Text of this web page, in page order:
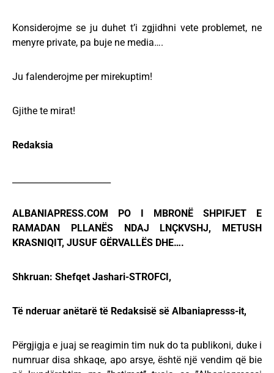
Konsiderojme se ju duhet t’i zgjidhni vete problemet, ne
menyre private, pa buje ne media….
Ju falenderojme per mirekuptim!
Gjithe te mirat!
Redaksia
ALBANIAPRESS.COM PO I MBRONË SHPIFJET E
RAMADAN PLLANËS NDAJ LNÇKVSHJ, METUSH
KRASNIQIT, JUSUF GËRVALLËS DHE….
Shkruan: Shefqet Jashari-STROFCI,
Të nderuar anëtarë të Redaksisë së Albaniapresss-it,
Përgjigja e juaj se reagimin tim nuk do ta publikoni, duke i
numruar disa shkaqe, apo arsye, është një vendim që bie